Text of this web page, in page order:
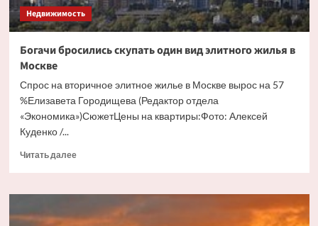
Недвижимость
Богачи бросились скупать один вид элитного жилья в
Москве
Спрос на вторичное элитное жилье в Москве вырос на 57
%Елизавета Городищева (Редактор отдела
«Экономика»)СюжетЦены на квартиры:Фото: Алексей
Куденко /...
Читать далееПрочитать
Богачи
бросились
скупать